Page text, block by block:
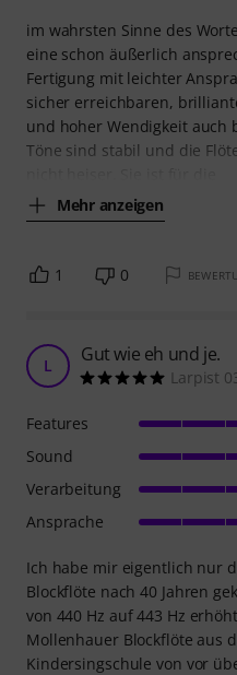
im wahrsten Sinne des
eine schon äußerlich
Fertigung mit leichter
sicher erreichbaren,
und hoher Wendigkeit auch
Töne sind stabil und die
Mehr anzeigen
1 0
L Gut wie eh und je.
Larpist
Ich habe mir eigentlich nur
Blockflöte nach 40 Jahren
von 440 Hz auf 443 Hz
Mollenhauer Blockflöte aus
Kindersingschule von vor
Features
Sound
Verarbeitung
Ansprache